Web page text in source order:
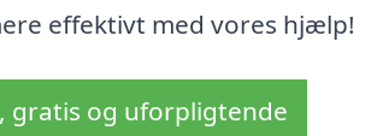
effektivt med vores hjælp!
gratis og uforpligtende